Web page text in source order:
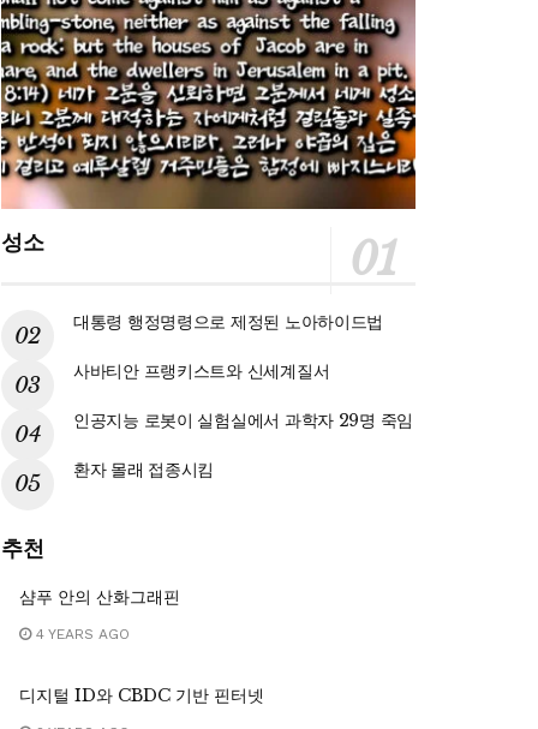
성소
대통령 행정명령으로 제정된 노아하이드법
사바티안 프랭키스트와 신세계질서
인공지능 로봇이 실험실에서 과학자 29명 죽임
환자 몰래 접종시킴
추천
샴푸 안의 산화그래핀
4 YEARS AGO
디지털 ID와 CBDC 기반 핀터넷